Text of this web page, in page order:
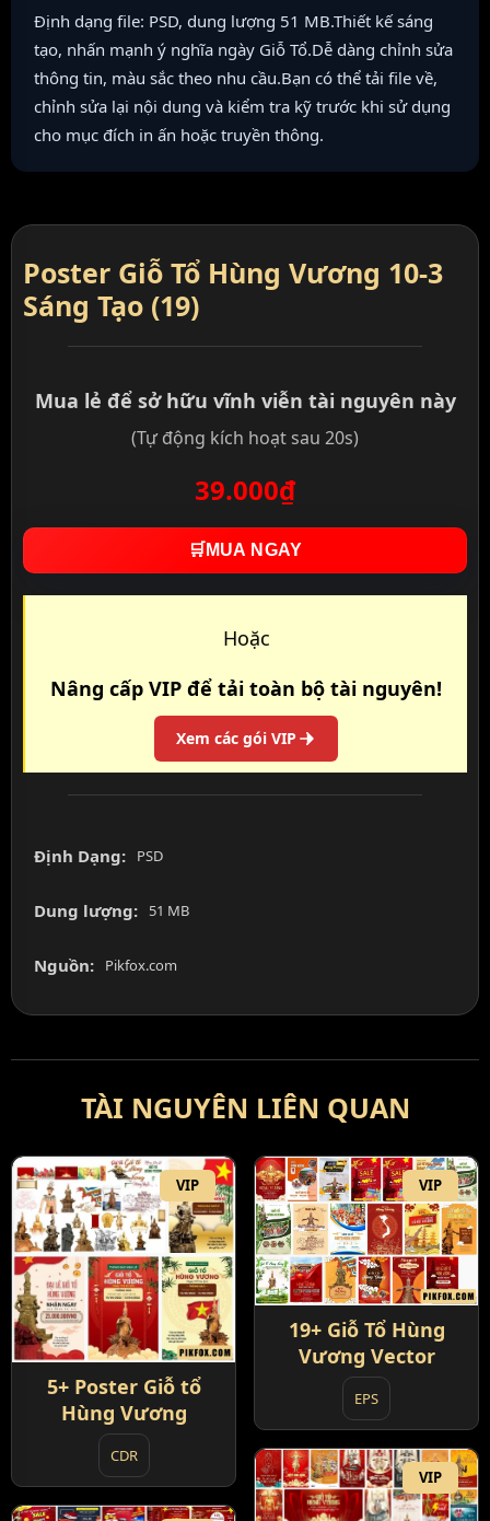
Định dạng file: PSD, dung lượng 51 MB.Thiết kế sáng
tạo, nhấn mạnh ý nghĩa ngày Giỗ Tổ.Dễ dàng chỉnh sửa
thông tin, màu sắc theo nhu cầu.Bạn có thể tải file về,
chỉnh sửa lại nội dung và kiểm tra kỹ trước khi sử dụng
cho mục đích in ấn hoặc truyền thông.
Poster Giỗ Tổ Hùng Vương 10-3
Sáng Tạo (19)
Mua lẻ để sở hữu vĩnh viễn tài nguyên này
(Tự động kích hoạt sau 20s)
39.000₫
🛒 MUA NGAY
Hoặc
Nâng cấp VIP để tải toàn bộ tài nguyên!
Xem các gói VIP
Định Dạng: PSD
Dung lượng: 51 MB
Nguồn: Pikfox.com
TÀI NGUYÊN LIÊN QUAN
VIP
5+ Poster Giỗ tổ
Hùng Vương
CDR
VIP
19+ Giỗ Tổ Hùng
Vương Vector
EPS
VIP